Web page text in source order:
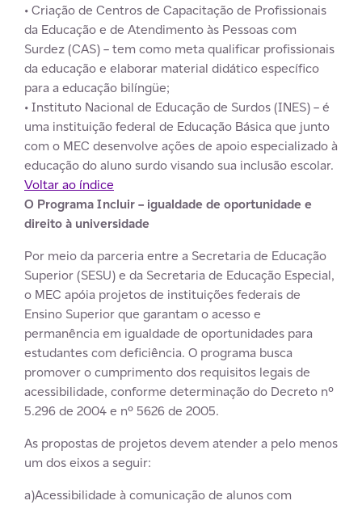
• Criação de Centros de Capacitação de Profissionais
da Educação e de Atendimento às Pessoas com
Surdez (CAS) –tem como meta qualificar profissionais
da educação e elaborar material didático específico
para a educação bilíngüe;
• Instituto Nacional de Educação de Surdos (INES) –é
uma instituição federal de Educação Básica que junto
com o MEC desenvolve ações de apoio especializado à
educação do aluno surdo visando sua inclusão escolar.
Voltar ao índice
O Programa Incluir – igualdade de oportunidade e
direito à universidade
Por meio da parceria entre a Secretaria de Educação
Superior (SESU) e da Secretaria de Educação Especial,
o MEC apóia projetos de instituições federais de
Ensino Superior que garantam o acesso e
permanência em igualdade de oportunidades para
estudantes com deficiência. O programa busca
promover o cumprimento dos requisitos legais de
acessibilidade, conforme determinação do Decreto nº
5.296 de 2004 e nº 5626 de 2005.
As propostas de projetos devem atender a pelo menos
um dos eixos a seguir:
a)Acessibilidade à comunicação de alunos com